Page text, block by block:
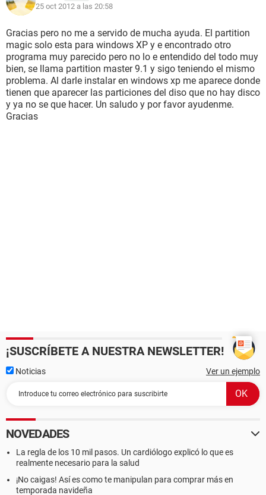
25 oct 2012 a las 20:58
Gracias pero no me a servido de mucha ayuda. El partition
magic solo esta para windows XP y e encontrado otro
programa muy parecido pero no lo e entendido del todo muy
bien, se llama partition master 9.1 y sigo teniendo el mismo
problema. Al darle instalar en windows xp me aparece donde
tienen que aparecer las particiones del diso que no hay disco
y ya no se que hacer. Un saludo y por favor ayudenme.
Gracias
¡SUSCRÍBETE A NUESTRA NEWSLETTER!
Noticias Ver un ejemplo
NOVEDADES
La regla de los 10 mil pasos. Un cardiólogo explicó lo que es
realmente necesario para la salud
¡No caigas! Así es como te manipulan para comprar más en
temporada navideña